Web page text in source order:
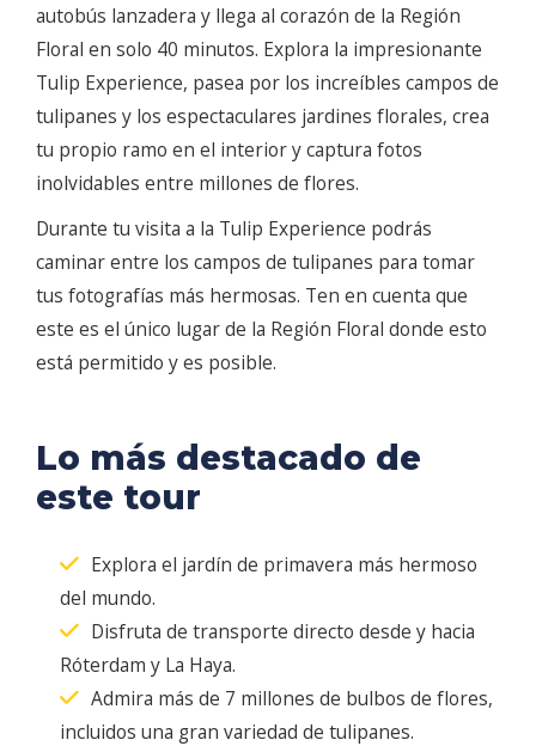
autobús lanzadera y llega al corazón de la Región
Floral en solo 40 minutos. Explora la impresionante
Tulip Experience, pasea por los increíbles campos de
tulipanes y los espectaculares jardines florales, crea
tu propio ramo en el interior y captura fotos
inolvidables entre millones de flores.
Durante tu visita a la Tulip Experience podrás
caminar entre los campos de tulipanes para tomar
tus fotografías más hermosas. Ten en cuenta que
este es el único lugar de la Región Floral donde esto
está permitido y es posible.
Lo más destacado de
este tour
Explora el jardín de primavera más hermoso
del mundo.
Disfruta de transporte directo desde y hacia
Róterdam y La Haya.
Admira más de 7 millones de bulbos de flores,
incluidos una gran variedad de tulipanes.